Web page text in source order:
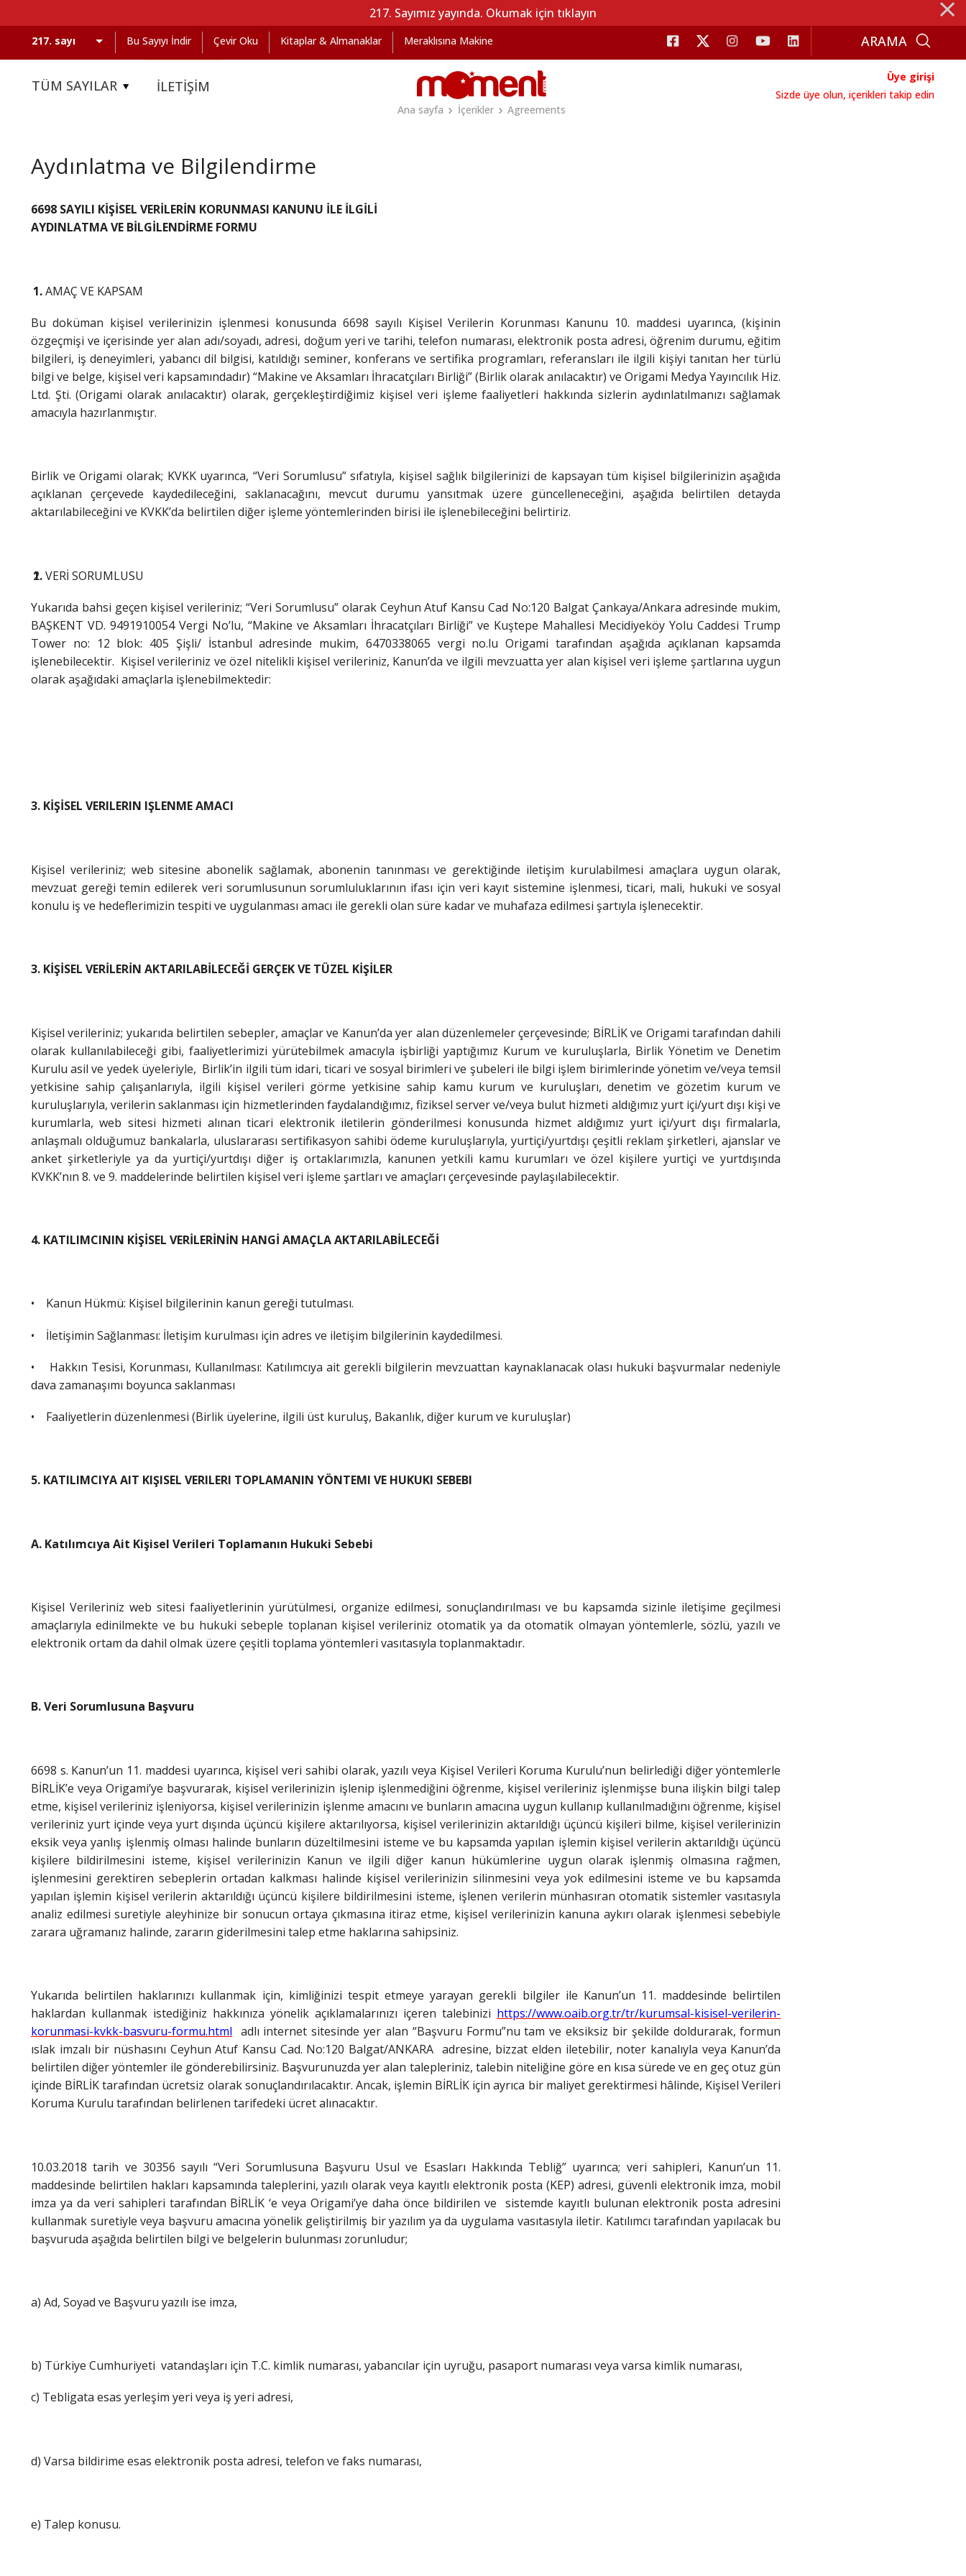
217. Sayımız yayında. Okumak için tıklayın ⨯
Bu Sayıyı İndir Çevir Oku Kitaplar & Almanaklar Meraklısına Makine
TÜM SAYILAR İLETİŞİM
Üye girişi
Sizde üye olun, içerikleri takip edin
Ana sayfa
İçerikler Agreements
Aydınlatma ve Bilgilendirme
6698 SAYILI KİŞİSEL VERİLERİN KORUNMASI KANUNU İLE İLGİLİ
AYDINLATMA VE BİLGİLENDİRME FORMU
AMAÇ VE KAPSAM
Bu doküman kişisel verilerinizin işlenmesi konusunda 6698 sayılı Kişisel Verilerin Korunması Kanunu 10. maddesi uyarınca, (kişinin
özgeçmişi ve içerisinde yer alan adı/soyadı, adresi, doğum yeri ve tarihi, telefon numarası, elektronik posta adresi, öğrenim durumu, eğitim
bilgileri, iş deneyimleri, yabancı dil bilgisi, katıldığı seminer, konferans ve sertifika programları, referansları ile ilgili kişiyi tanıtan her türlü
bilgi ve belge, kişisel veri kapsamındadır) “Makine ve Aksamları İhracatçıları Birliği” (Birlik olarak anılacaktır) ve Origami Medya Yayıncılık Hiz.
Ltd. Şti. (Origami olarak anılacaktır) olarak, gerçekleştirdiğimiz kişisel veri işleme faaliyetleri hakkında sizlerin aydınlatılmanızı sağlamak
amacıyla hazırlanmıştır.
Birlik ve Origami olarak; KVKK uyarınca, “Veri Sorumlusu” sıfatıyla, kişisel sağlık bilgilerinizi de kapsayan tüm kişisel bilgilerinizin aşağıda
açıklanan çerçevede kaydedileceğini, saklanacağını, mevcut durumu yansıtmak üzere güncelleneceğini, aşağıda belirtilen detayda
aktarılabileceğini ve KVKK’da belirtilen diğer işleme yöntemlerinden birisi ile işlenebileceğini belirtiriz.
VERİ SORUMLUSU
Yukarıda bahsi geçen kişisel verileriniz; “Veri Sorumlusu” olarak Ceyhun Atuf Kansu Cad No:120 Balgat Çankaya/Ankara adresinde mukim,
BAŞKENT VD. 9491910054 Vergi No’lu, “Makine ve Aksamları İhracatçıları Birliği” ve Kuştepe Mahallesi Mecidiyeköy Yolu Caddesi Trump
Tower no: 12 blok: 405 Şişli/ İstanbul adresinde mukim, 6470338065 vergi no.lu Origami tarafından aşağıda açıklanan kapsamda
işlenebilecektir. Kişisel verileriniz ve özel nitelikli kişisel verileriniz, Kanun’da ve ilgili mevzuatta yer alan kişisel veri işleme şartlarına uygun
olarak aşağıdaki amaçlarla işlenebilmektedir:
3. KİŞİSEL VERILERIN IŞLENME AMACI
Kişisel verileriniz; web sitesine abonelik sağlamak, abonenin tanınması ve gerektiğinde iletişim kurulabilmesi amaçlara uygun olarak,
mevzuat gereği temin edilerek veri sorumlusunun sorumluluklarının ifası için veri kayıt sistemine işlenmesi, ticari, mali, hukuki ve sosyal
konulu iş ve hedeflerimizin tespiti ve uygulanması amacı ile gerekli olan süre kadar ve muhafaza edilmesi şartıyla işlenecektir.
3. KİŞİSEL VERİLERİN AKTARILABİLECEĞİ GERÇEK VE TÜZEL KİŞİLER
Kişisel verileriniz; yukarıda belirtilen sebepler, amaçlar ve Kanun’da yer alan düzenlemeler çerçevesinde; BİRLİK ve Origami tarafından dahili
olarak kullanılabileceği gibi, faaliyetlerimizi yürütebilmek amacıyla işbirliği yaptığımız Kurum ve kuruluşlarla, Birlik Yönetim ve Denetim
Kurulu asil ve yedek üyeleriyle, Birlik’in ilgili tüm idari, ticari ve sosyal birimleri ve şubeleri ile bilgi işlem birimlerinde yönetim ve/veya temsil
yetkisine sahip çalışanlarıyla, ilgili kişisel verileri görme yetkisine sahip kamu kurum ve kuruluşları, denetim ve gözetim kurum ve
kuruluşlarıyla, verilerin saklanması için hizmetlerinden faydalandığımız, fiziksel server ve/veya bulut hizmeti aldığımız yurt içi/yurt dışı kişi ve
kurumlarla, web sitesi hizmeti alınan ticari elektronik iletilerin gönderilmesi konusunda hizmet aldığımız yurt içi/yurt dışı firmalarla,
anlaşmalı olduğumuz bankalarla, uluslararası sertifikasyon sahibi ödeme kuruluşlarıyla, yurtiçi/yurtdışı çeşitli reklam şirketleri, ajanslar ve
anket şirketleriyle ya da yurtiçi/yurtdışı diğer iş ortaklarımızla, kanunen yetkili kamu kurumları ve özel kişilere yurtiçi ve yurtdışında
KVKK’nın 8. ve 9. maddelerinde belirtilen kişisel veri işleme şartları ve amaçları çerçevesinde paylaşılabilecektir.
4. KATILIMCININ KİŞİSEL VERİLERİNİN HANGİ AMAÇLA AKTARILABİLECEĞİ
• Kanun Hükmü: Kişisel bilgilerinin kanun gereği tutulması.
• İletişimin Sağlanması: İletişim kurulması için adres ve iletişim bilgilerinin kaydedilmesi.
•
Hakkın Tesisi, Korunması, Kullanılması: Katılımcıya ait gerekli bilgilerin mevzuattan kaynaklanacak olası hukuki başvurmalar nedeniyle
dava zamanaşımı boyunca saklanması
• Faaliyetlerin düzenlenmesi (Birlik üyelerine, ilgili üst kuruluş, Bakanlık, diğer kurum ve kuruluşlar)
5. KATILIMCIYA AIT KIŞISEL VERILERI TOPLAMANIN YÖNTEMI VE HUKUKI SEBEBI
A. Katılımcıya Ait Kişisel Verileri Toplamanın Hukuki Sebebi
Kişisel Verileriniz web sitesi faaliyetlerinin yürütülmesi, organize edilmesi, sonuçlandırılması ve bu kapsamda sizinle iletişime geçilmesi
amaçlarıyla edinilmekte ve bu hukuki sebeple toplanan kişisel verileriniz otomatik ya da otomatik olmayan yöntemlerle, sözlü, yazılı ve
elektronik ortam da dahil olmak üzere çeşitli toplama yöntemleri vasıtasıyla toplanmaktadır.
B. Veri Sorumlusuna Başvuru
6698 s. Kanun’un 11. maddesi uyarınca, kişisel veri sahibi olarak, yazılı veya Kişisel Verileri Koruma Kurulu’nun belirlediği diğer yöntemlerle
BİRLİK’e veya Origami’ye başvurarak, kişisel verilerinizin işlenip işlenmediğini öğrenme, kişisel verileriniz işlenmişse buna ilişkin bilgi talep
etme, kişisel verileriniz işleniyorsa, kişisel verilerinizin işlenme amacını ve bunların amacına uygun kullanıp kullanılmadığını öğrenme, kişisel
verileriniz yurt içinde veya yurt dışında üçüncü kişilere aktarılıyorsa, kişisel verilerinizin aktarıldığı üçüncü kişileri bilme, kişisel verilerinizin
eksik veya yanlış işlenmiş olması halinde bunların düzeltilmesini isteme ve bu kapsamda yapılan işlemin kişisel verilerin aktarıldığı üçüncü
kişilere bildirilmesini isteme, kişisel verilerinizin Kanun ve ilgili diğer kanun hükümlerine uygun olarak işlenmiş olmasına rağmen,
işlenmesini gerektiren sebeplerin ortadan kalkması halinde kişisel verilerinizin silinmesini veya yok edilmesini isteme ve bu kapsamda
yapılan işlemin kişisel verilerin aktarıldığı üçüncü kişilere bildirilmesini isteme, işlenen verilerin münhasıran otomatik sistemler vasıtasıyla
analiz edilmesi suretiyle aleyhinize bir sonucun ortaya çıkmasına itiraz etme, kişisel verilerinizin kanuna aykırı olarak işlenmesi sebebiyle
zarara uğramanız halinde, zararın giderilmesini talep etme haklarına sahipsiniz.
Yukarıda belirtilen haklarınızı kullanmak için, kimliğinizi tespit etmeye yarayan gerekli bilgiler ile Kanun’un 11. maddesinde belirtilen
haklardan kullanmak istediğiniz hakkınıza yönelik açıklamalarınızı içeren talebinizi https://www.oaib.org.tr/tr/kurumsal-kisisel-verilerin-
korunmasi-kvkk-basvuru-formu.html adlı internet sitesinde yer alan “Başvuru Formu”nu tam ve eksiksiz bir şekilde doldurarak, formun
ıslak imzalı bir nüshasını Ceyhun Atuf Kansu Cad. No:120 Balgat/ANKARA adresine, bizzat elden iletebilir, noter kanalıyla veya Kanun’da
belirtilen diğer yöntemler ile gönderebilirsiniz. Başvurunuzda yer alan talepleriniz, talebin niteliğine göre en kısa sürede ve en geç otuz gün
içinde BİRLİK tarafından ücretsiz olarak sonuçlandırılacaktır. Ancak, işlemin BİRLİK için ayrıca bir maliyet gerektirmesi hâlinde, Kişisel Verileri
Koruma Kurulu tarafından belirlenen tarifedeki ücret alınacaktır.
10.03.2018 tarih ve 30356 sayılı “Veri Sorumlusuna Başvuru Usul ve Esasları Hakkında Tebliğ” uyarınca; veri sahipleri, Kanun’un 11.
maddesinde belirtilen hakları kapsamında taleplerini, yazılı olarak veya kayıtlı elektronik posta (KEP) adresi, güvenli elektronik imza, mobil
imza ya da veri sahipleri tarafından BİRLİK ‘e veya Origami’ye daha önce bildirilen ve sistemde kayıtlı bulunan elektronik posta adresini
kullanmak suretiyle veya başvuru amacına yönelik geliştirilmiş bir yazılım ya da uygulama vasıtasıyla iletir. Katılımcı tarafından yapılacak bu
başvuruda aşağıda belirtilen bilgi ve belgelerin bulunması zorunludur;
a) Ad, Soyad ve Başvuru yazılı ise imza,
b) Türkiye Cumhuriyeti vatandaşları için T.C. kimlik numarası, yabancılar için uyruğu, pasaport numarası veya varsa kimlik numarası,
c) Tebligata esas yerleşim yeri veya iş yeri adresi,
d) Varsa bildirime esas elektronik posta adresi, telefon ve faks numarası,
e) Talep konusu.